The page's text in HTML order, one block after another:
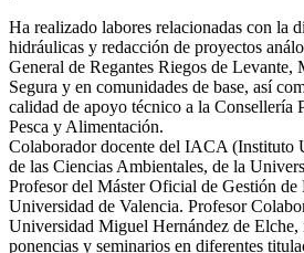
Ha realizado labores relacionadas con la
hidráulicas y redacción de proyectos
General de Regantes Riegos de Levante,
Segura y en comunidades de base, así
calidad de apoyo técnico a la Consellería
Pesca y Alimentación.
Colaborador docente del IACA (Instituto
de las Ciencias Ambientales, de la
Profesor del Máster Oficial de Gestión de
Universidad de Valencia. Profesor
Universidad Miguel Hernández de
ponencias y seminarios en diferentes